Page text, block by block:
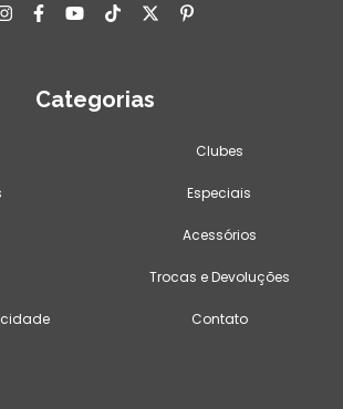
Categorias
Clubes
Especiais
Acessórios
Trocas e Devoluções
Contato